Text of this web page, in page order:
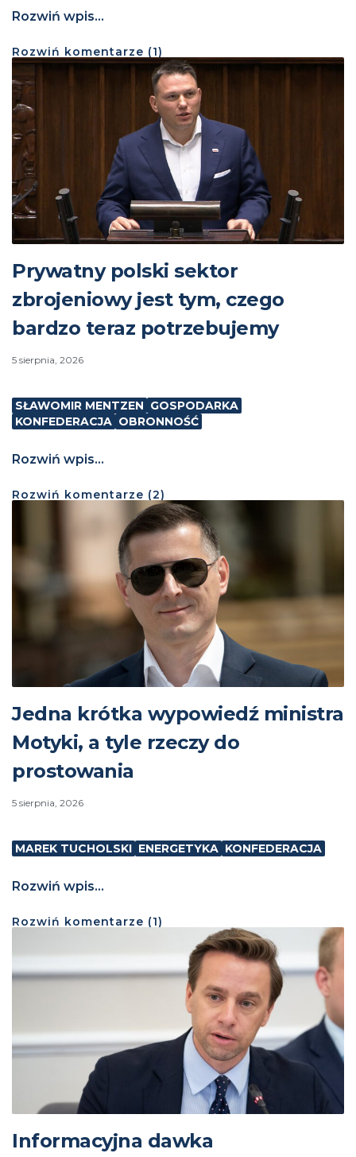
Rozwiń wpis...
Rozwiń komentarze (1)
Prywatny polski sektor
zbrojeniowy jest tym, czego
bardzo teraz potrzebujemy
5 sierpnia, 2026
SŁAWOMIR MENTZEN GOSPODARKA
KONFEDERACJA OBRONNOŚĆ
Rozwiń wpis...
Rozwiń komentarze (2)
Jedna krótka wypowiedź ministra
Motyki, a tyle rzeczy do
prostowania
5 sierpnia, 2026
MAREK TUCHOLSKI ENERGETYKA KONFEDERACJA
Rozwiń wpis...
Rozwiń komentarze (1)
Informacyjna dawka